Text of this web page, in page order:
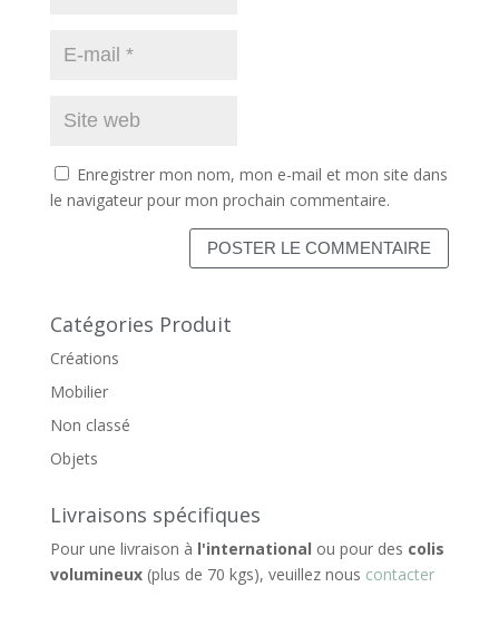
Enregistrer mon nom, mon e-mail et mon site dans
le navigateur pour mon prochain commentaire.
Catégories Produit
Créations
Mobilier
Non classé
Objets
Livraisons spécifiques
Pour une livraison à l'international ou pour des colis
volumineux(plus de 70 kgs), veuillez nous contacter